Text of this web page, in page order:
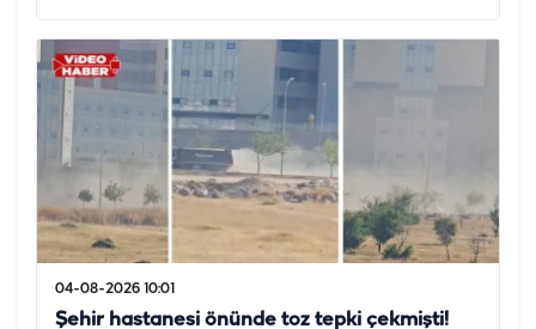
04-08-2026 10:01
Şehir hastanesi önünde toz tepki çekmişti!